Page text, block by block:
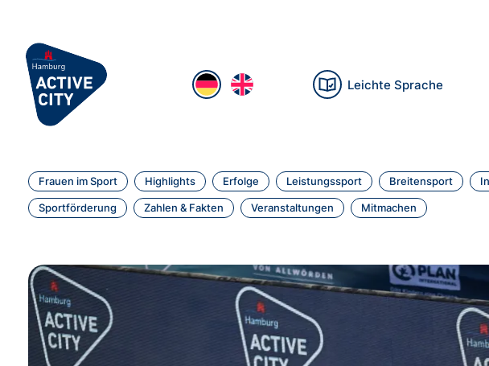
Leichte Sprache
Frauen im Sport Highlights Erfolge Leistungssport Breitensport
Sportförderung Zahlen & Fakten Veranstaltungen Mitmachen